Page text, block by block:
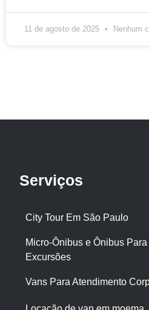
11 de agosto de 2025 Nenhum
Serviços
City Tour Em São Paulo
Micro-Ônibus e Ônibus
Excursões
Vans Para Atendimento